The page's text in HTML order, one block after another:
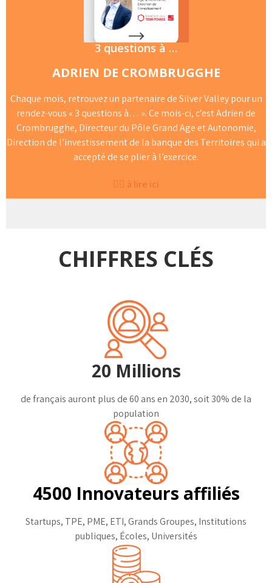
3 questions à …
ADRIEN DE CROMBRUGGHE
Chaque mois, retrouvez un partenaire de Silver Valley pour un
rendez-vous « 3 questions à… ». Ce mois-ci, c’est Adrien de
Crombrugghe, Directeur du Pôle Grand Age et Autonomie,
Direction de l’investissement de la banque des Territoires qui a
accepté de se plier à l’exercice.
👉🏻 à lire ici
CHIFFRES CLÉS
20 Millions
de français auront plus de 60 ans en 2030, soit 30% de la
population
4500 Innovateurs affiliés
Startups, TPE, PME, ETI, Grands Groupes, Institutions
publiques, Écoles, Universités